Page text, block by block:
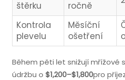
štěrku
ročně
Kontrola
plevelu
Měsíční
ošetření
Během pěti let snižují mřížové
údržbu o $1,200–$1,800pro